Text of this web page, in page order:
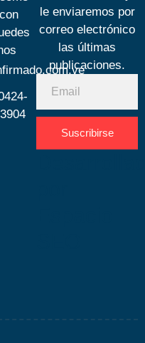
le enviaremos por
correo electrónico
las últimas
publicaciones.
Suscribirse